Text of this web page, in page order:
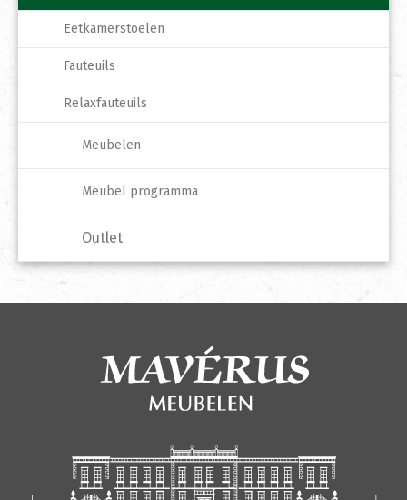
Eetkamerstoelen
Fauteuils
Relaxfauteuils
Meubelen
Meubel programma
Outlet